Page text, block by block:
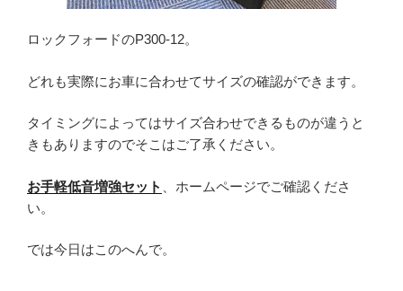
ロックフォードのP300-12。
どれも実際にお車に合わせてサイズの確認ができます。
タイミングによってはサイズ合わせできるものが違うと
きもありますのでそこはご了承ください。
お手軽低音増強セット
、ホームページでご確認くださ
い。
では今日はこのへんで。